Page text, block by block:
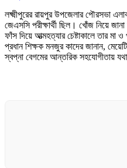
লক্ষ্মীপুরের রায়পুর উপজেলার পৌরসভা
জেএসসি পরীক্ষার্থী ছিল। খোঁজ নিয়ে
ফাঁস দিয়ে আত্মহত্যার চেষ্টাকালে তার
প্রধান শিক্ষক মনজুর কাদের জানান,
স্বপ্না বেগমের আন্তরিক সহযোগীতায়